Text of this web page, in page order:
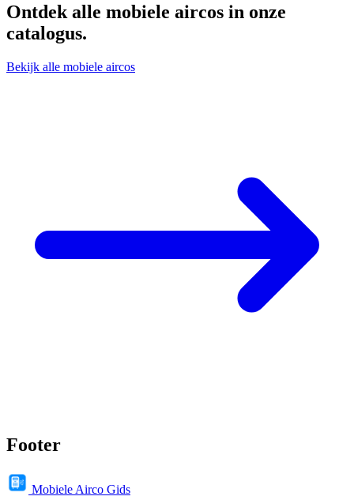
Ontdek alle mobiele aircos in onze
catalogus.
Bekijk alle mobiele aircos
Footer
Mobiele Airco Gids